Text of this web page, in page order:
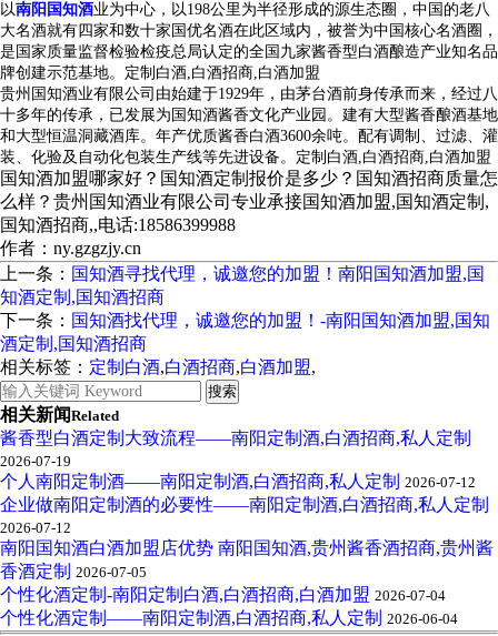
以南阳国知酒业为中心，以198公里为半径形成的源生态圈，中国的老八
大名酒就有四家和数十家国优名酒在此区域内，被誉为中国核心名酒圈，
是国家质量监督检验检疫总局认定的全国九家酱香型白酒酿造产业知名品
牌创建示范基地。 定制白酒,白酒招商,白酒加盟
贵州国知酒业有限公司由始建于1929年，由茅台酒前身传承而来，经过八
十多年的传承，已发展为国知酒酱香文化产业园。建有大型酱香酿酒基地
和大型恒温洞藏酒库。年产优质酱香白酒3600余吨。配有调制、过滤、灌
装、化验及自动化包装生产线等先进设备。 定制白酒,白酒招商,白酒加盟
国知酒加盟哪家好？国知酒定制报价是多少？国知酒招商质量怎
么样？贵州国知酒业有限公司专业承接国知酒加盟,国知酒定制,
国知酒招商,,电话:18586399988
作者：ny.gzgzjy.cn
上一条： 国知酒寻找代理，诚邀您的加盟！南阳国知酒加盟,国
知酒定制,国知酒招商
下一条： 国知酒找代理，诚邀您的加盟！-南阳国知酒加盟,国知
酒定制,国知酒招商
相关标签： 定制白酒,白酒招商,白酒加盟,
相关新闻Related
酱香型白酒定制大致流程——南阳定制酒,白酒招商,私人定制
2026-07-19
个人南阳定制酒——南阳定制酒,白酒招商,私人定制 2026-07-12
企业做南阳定制酒的必要性——南阳定制酒,白酒招商,私人定制
2026-07-12
南阳国知酒白酒加盟店优势 南阳国知酒,贵州酱香酒招商,贵州酱
香酒定制 2026-07-05
个性化酒定制-南阳定制白酒,白酒招商,白酒加盟 2026-07-04
个性化酒定制——南阳定制酒,白酒招商,私人定制 2026-06-04